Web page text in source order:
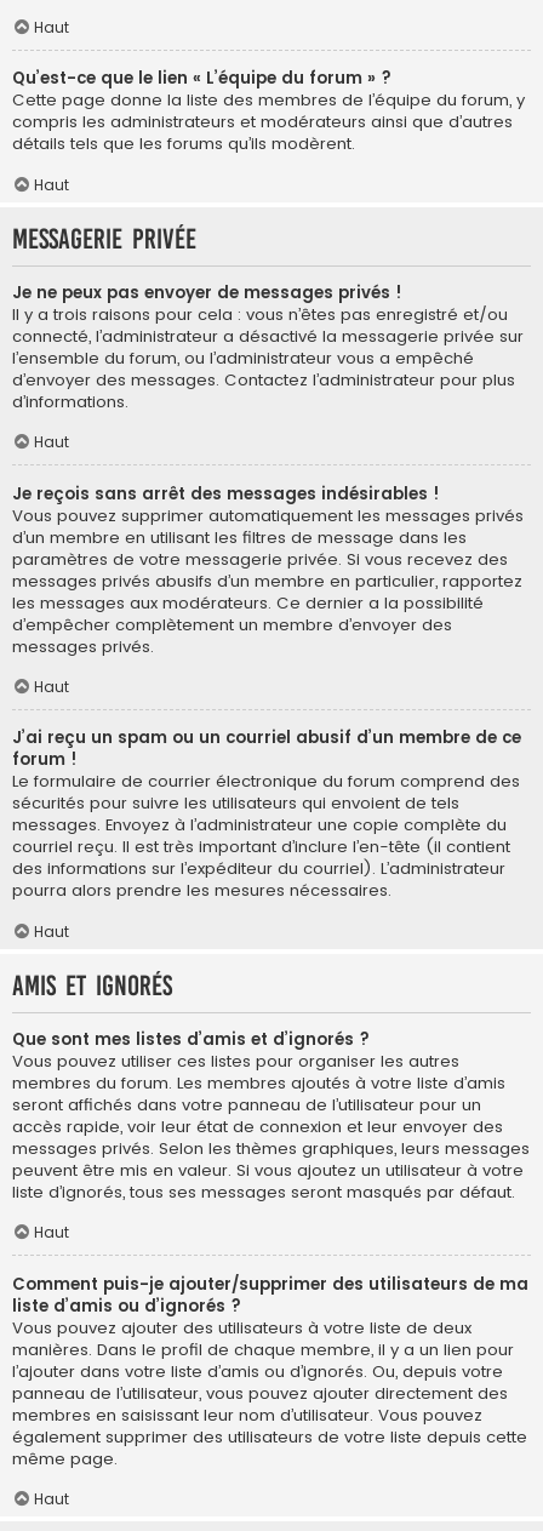
Haut
Qu’est-ce que le lien « L’équipe du forum » ?
Cette page donne la liste des membres de l’équipe du forum, y
compris les administrateurs et modérateurs ainsi que d’autres
détails tels que les forums qu’ils modèrent.
Haut
Messagerie privée
Je ne peux pas envoyer de messages privés !
Il y a trois raisons pour cela : vous n’êtes pas enregistré et/ou
connecté, l’administrateur a désactivé la messagerie privée sur
l’ensemble du forum, ou l’administrateur vous a empêché
d’envoyer des messages. Contactez l’administrateur pour plus
d’informations.
Haut
Je reçois sans arrêt des messages indésirables !
Vous pouvez supprimer automatiquement les messages privés
d’un membre en utilisant les filtres de message dans les
paramètres de votre messagerie privée. Si vous recevez des
messages privés abusifs d’un membre en particulier, rapportez
les messages aux modérateurs. Ce dernier a la possibilité
d’empêcher complètement un membre d’envoyer des
messages privés.
Haut
J’ai reçu un spam ou un courriel abusif d’un membre de ce
forum !
Le formulaire de courrier électronique du forum comprend des
sécurités pour suivre les utilisateurs qui envoient de tels
messages. Envoyez à l’administrateur une copie complète du
courriel reçu. Il est très important d’inclure l’en-tête (il contient
des informations sur l’expéditeur du courriel). L’administrateur
pourra alors prendre les mesures nécessaires.
Haut
Amis et ignorés
Que sont mes listes d’amis et d’ignorés ?
Vous pouvez utiliser ces listes pour organiser les autres
membres du forum. Les membres ajoutés à votre liste d’amis
seront affichés dans votre panneau de l’utilisateur pour un
accès rapide, voir leur état de connexion et leur envoyer des
messages privés. Selon les thèmes graphiques, leurs messages
peuvent être mis en valeur. Si vous ajoutez un utilisateur à votre
liste d’ignorés, tous ses messages seront masqués par défaut.
Haut
Comment puis-je ajouter/supprimer des utilisateurs de ma
liste d’amis ou d’ignorés ?
Vous pouvez ajouter des utilisateurs à votre liste de deux
manières. Dans le profil de chaque membre, il y a un lien pour
l’ajouter dans votre liste d’amis ou d’ignorés. Ou, depuis votre
panneau de l’utilisateur, vous pouvez ajouter directement des
membres en saisissant leur nom d’utilisateur. Vous pouvez
également supprimer des utilisateurs de votre liste depuis cette
même page.
Haut